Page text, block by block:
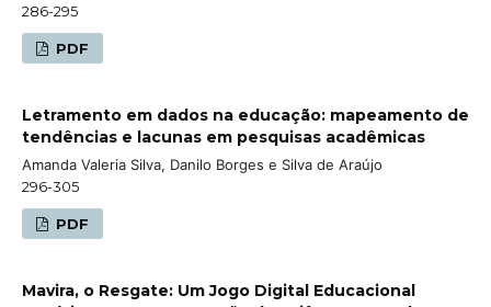
286-295
PDF
Letramento em dados na educação: mapeamento de
tendências e lacunas em pesquisas acadêmicas
Amanda Valeria Silva, Danilo Borges e Silva de Araújo
296-305
PDF
Mavira, o Resgate: Um Jogo Digital Educacional